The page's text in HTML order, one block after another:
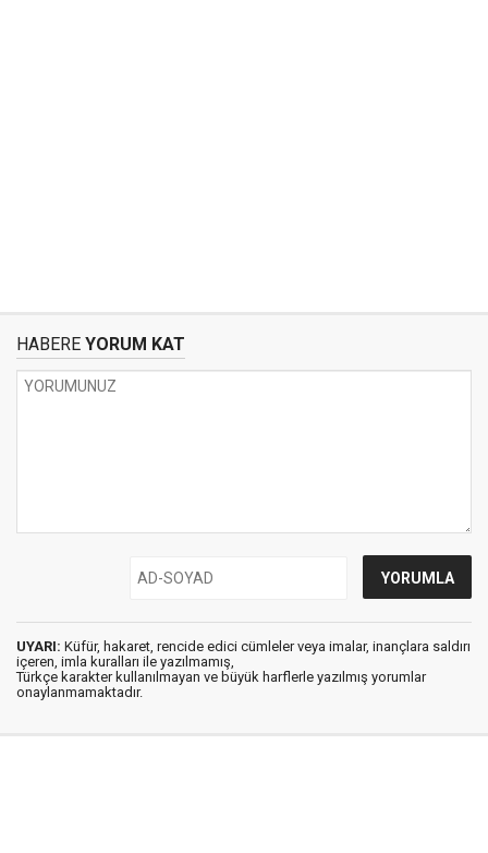
HABERE YORUM KAT
UYARI: Küfür, hakaret, rencide edici cümleler veya imalar, inançlara saldırı
içeren, imla kuralları ile yazılmamış,
Türkçe karakter kullanılmayan ve büyük harflerle yazılmış yorumlar
onaylanmamaktadır.